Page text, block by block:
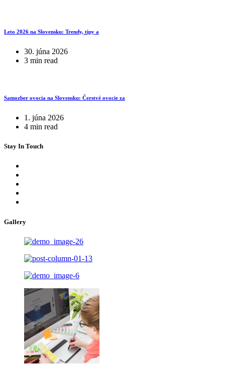
Leto 2026 na Slovensku: Trendy, tipy a
30. júna 2026
3 min read
Samozber ovocia na Slovensku: Čerstvé ovocie za
1. júna 2026
4 min read
Stay In Touch
Gallery